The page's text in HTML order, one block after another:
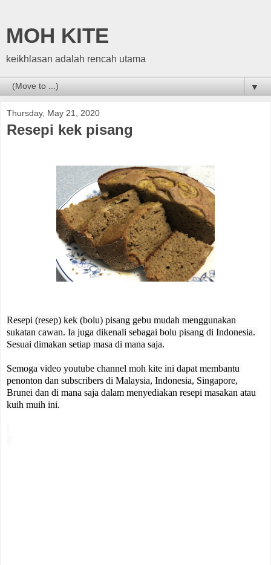
MOH KITE
keikhlasan adalah rencah utama
▼
Thursday, May 21, 2020
Resepi kek pisang
Resepi (resep) kek (bolu) pisang gebu mudah menggunakan
sukatan cawan. Ia juga dikenali sebagai bolu pisang di Indonesia.
Sesuai dimakan setiap masa di mana saja.
Semoga video youtube channel moh kite ini dapat membantu
penonton dan subscribers di Malaysia, Indonesia, Singapore,
Brunei dan di mana saja dalam menyediakan resepi masakan atau
kuih muih ini.